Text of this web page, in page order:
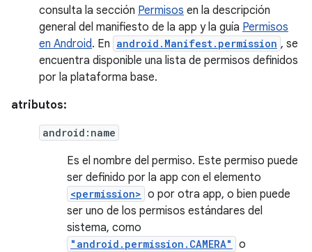
consulta la sección Permisos en la descripción
general del manifiesto de la app y la guía Permisos
en Android. En android.Manifest.permission , se
encuentra disponible una lista de permisos definidos
por la plataforma base.
atributos:
android:name
Es el nombre del permiso. Este permiso puede
ser definido por la app con el elemento
<permission> o por otra app, o bien puede
ser uno de los permisos estándares del
sistema, como
"android.permission.CAMERA" o